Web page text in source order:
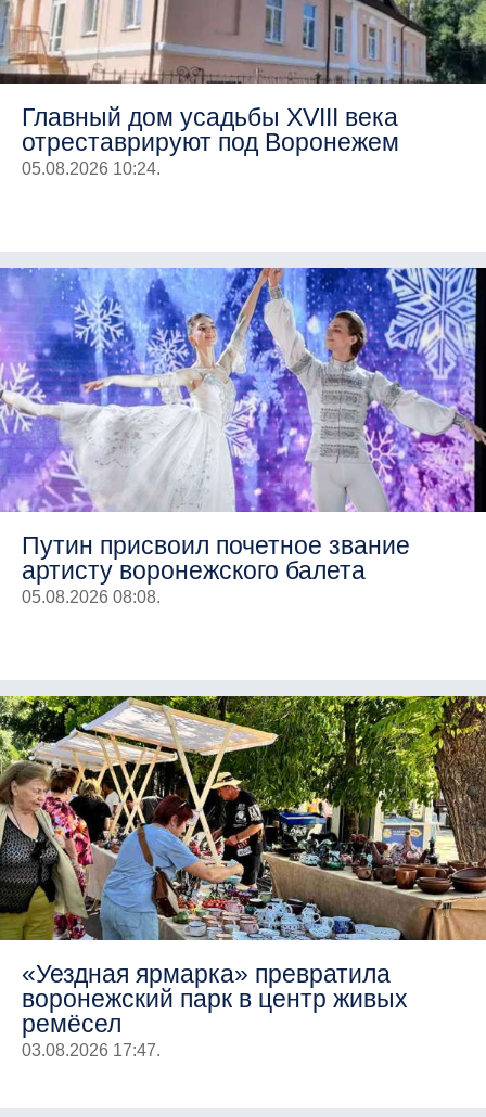
Главный дом усадьбы XVIII века
отреставрируют под Воронежем
05.08.2026 10:24.
Путин присвоил почетное звание
артисту воронежского балета
05.08.2026 08:08.
«Уездная ярмарка» превратила
воронежский парк в центр живых
ремёсел
03.08.2026 17:47.